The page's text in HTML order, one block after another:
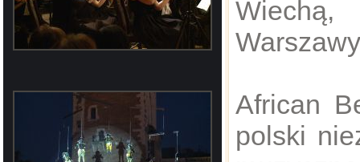
Warszawy
​African
polski